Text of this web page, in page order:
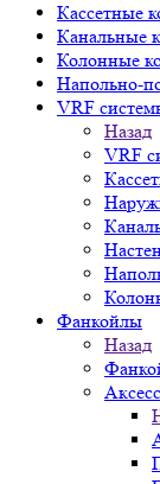
Кассетные
Канальные
Колонные
Напольно-
VRF
Назад
VRF
Фанкойлы
Назад